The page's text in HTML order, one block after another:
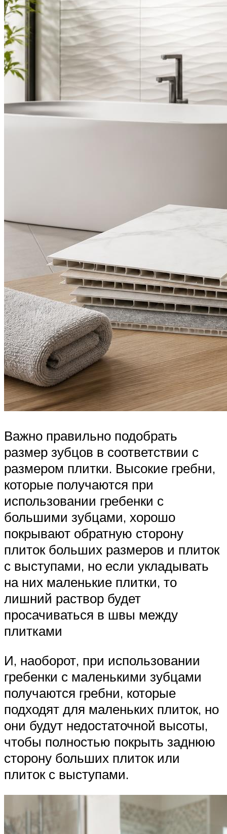
Важно правильно подобрать
размер зубцов в соответствии с
размером плитки. Высокие гребни,
которые получаются при
использовании гребенки с
большими зубцами, хорошо
покрывают обратную сторону
плиток больших размеров и плиток
с выступами, но если укладывать
на них маленькие плитки, то
лишний раствор будет
просачиваться в швы между
плитками
И, наоборот, при использовании
гребенки с маленькими зубцами
получаются гребни, которые
подходят для маленьких плиток, но
они будут недостаточной высоты,
чтобы полностью покрыть заднюю
сторону больших плиток или
плиток с выступами.